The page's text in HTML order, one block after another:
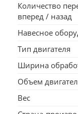
Количество
вперед / назад
Навесное
Тип двигателя
Ширина
Объем
Вес